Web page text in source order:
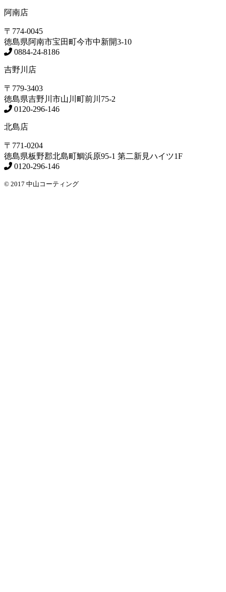
阿南店
〒774-0045
徳島県阿南市宝田町今市中新開3-10
0884-24-8186
吉野川店
〒779-3403
徳島県吉野川市山川町前川75-2
0120-296-146
北島店
〒771-0204
徳島県板野郡北島町鯛浜原95-1 第二新見ハイツ1F
0120-296-146
© 2017 中山コーティング